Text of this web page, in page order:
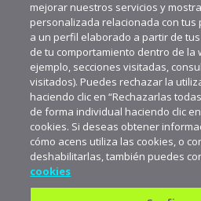
mejorar nuestros servicios y
personalizada relacionada con
a un perfil elaborado a partir de
de tu comportamiento dentro de la
ejemplo, secciones visitadas,
visitados). Puedes rechazar la
haciendo clic en “Rechazarlas
de forma individual haciendo clic
cookies. Si deseas obtener
cómo acens utiliza las cookies, o
deshabilitarlas, también puedes
cookies